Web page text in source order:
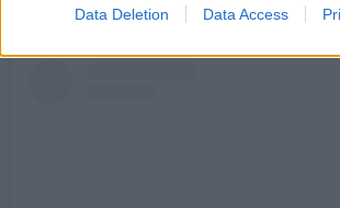
Data Deletion Data Access